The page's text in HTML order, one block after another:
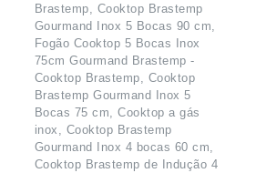
Brastemp, Cooktop Brastemp
Gourmand Inox 5 Bocas 90 cm,
Fogão Cooktop 5 Bocas Inox
75cm Gourmand Brastemp -
Cooktop Brastemp, Cooktop
Brastemp Gourmand Inox 5
Bocas 75 cm, Cooktop a gás
inox, Cooktop Brastemp
Gourmand Inox 4 bocas 60 cm,
Cooktop Brastemp de Indução 4